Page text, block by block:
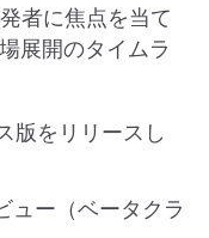
者に焦点を当て
展開のタイムラ
版をリリースし
ュー（ベータクラ